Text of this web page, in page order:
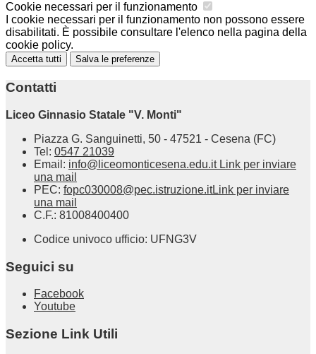
Cookie necessari per il funzionamento
I cookie necessari per il funzionamento non possono essere
disabilitati. È possibile consultare l'elenco nella pagina della
cookie policy.
Accetta tutti Salva le preferenze
Contatti
Liceo Ginnasio Statale "V. Monti"
Piazza G. Sanguinetti, 50 - 47521 - Cesena (FC)
Tel: 0547 21039
Email: info@liceomonticesena.edu.it Link per inviare
una mail
PEC: fopc030008@pec.istruzione.itLink per inviare
una mail
C.F.: 81008400400
Codice univoco ufficio: UFNG3V
Seguici su
Facebook
Youtube
Sezione Link Utili